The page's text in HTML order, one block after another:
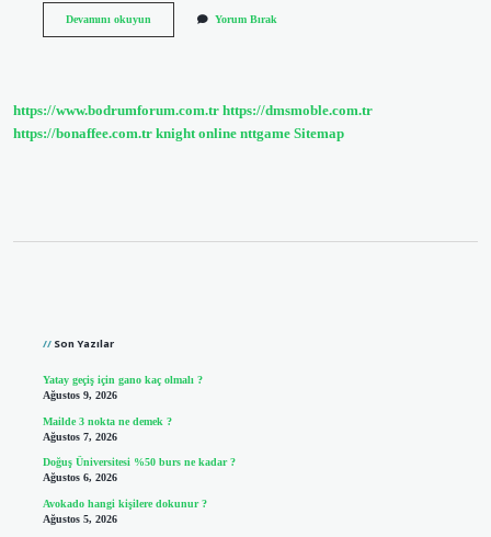
Devamını okuyunB12
Yorum Bırak
https://www.bodrumforum.com.tr https://dmsmoble.com.tr
https://bonaffee.com.tr knight online nttgame Sitemap
Son Yazılar
Yatay geçiş için gano kaç olmalı ?
Ağustos 9, 2026
Mailde 3 nokta ne demek ?
Ağustos 7, 2026
Doğuş Üniversitesi %50 burs ne kadar ?
Ağustos 6, 2026
Avokado hangi kişilere dokunur ?
Ağustos 5, 2026